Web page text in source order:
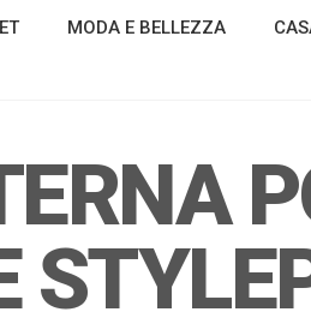
MODA E BELLEZZA